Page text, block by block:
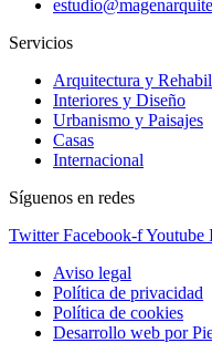
Servicios
Arquitectura y
Interiores y Diseño
Urbanismo y Paisajes
Casas
Internacional
Síguenos en redes
Twitter Facebook-fYoutube
Aviso legal
Política de privacidad
Política de cookies
Desarrollo web por